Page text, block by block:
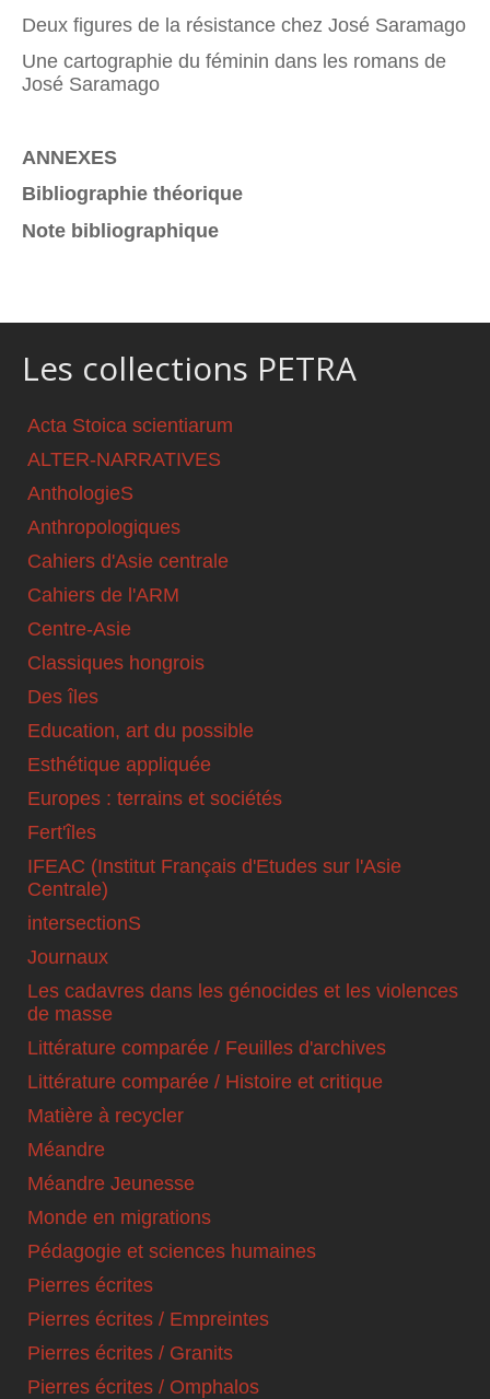
Deux figures de la résistance chez José Saramago
Une cartographie du féminin dans les romans de
José Saramago
ANNEXES
Bibliographie théorique
Note bibliographique
Les collections PETRA
Acta Stoica scientiarum
ALTER-NARRATIVES
AnthologieS
Anthropologiques
Cahiers d'Asie centrale
Cahiers de l'ARM
Centre-Asie
Classiques hongrois
Des îles
Education, art du possible
Esthétique appliquée
Europes : terrains et sociétés
Fert'îles
IFEAC (Institut Français d'Etudes sur l'Asie
Centrale)
intersectionS
Journaux
Les cadavres dans les génocides et les violences
de masse
Littérature comparée / Feuilles d'archives
Littérature comparée / Histoire et critique
Matière à recycler
Méandre
Méandre Jeunesse
Monde en migrations
Pédagogie et sciences humaines
Pierres écrites
Pierres écrites / Empreintes
Pierres écrites / Granits
Pierres écrites / Omphalos